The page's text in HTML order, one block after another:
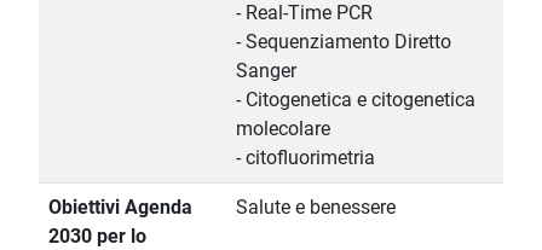
- Real-Time PCR
- Sequenziamento Diretto
Sanger
- Citogenetica e citogenetica
molecolare
- citofluorimetria
Obiettivi Agenda
2030 per lo
Salute e benessere